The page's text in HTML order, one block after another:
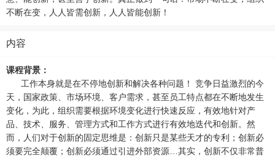
不断在变，人人皆需创新，人人皆能创新！
内容
课程背景：
工作本身就是在不停地创新和解决各种问题！ 竞争日益激烈的今
天，国家政策、市场环境、客户需求，甚至员工特点都在不断地发生
变化，为此，组织需要根据环境变化进行快速反应，有效地针对产
品、技术、服务、管理方式和工作方式进行有效地迭代和创新。然
而，人们对于创新的固定思维是：创新只是某些天才的专利；创新必
须要完全颠覆；创新必须通过引进外部资源…其实，创新不仅非常普